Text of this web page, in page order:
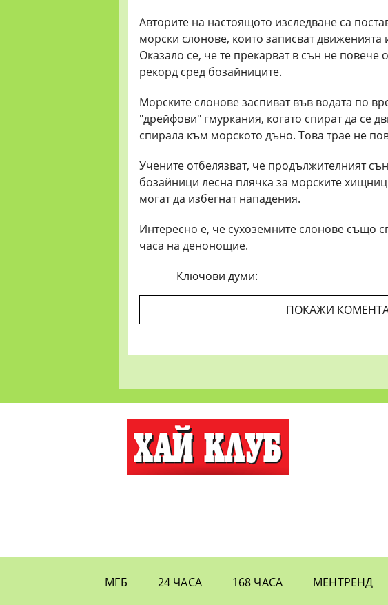
Авторите на настоящото изследване са
морски слонове, които записват
Оказало се, че те прекарват в сън не повече
рекорд сред бозайниците.
Морските слонове заспиват във водата по
"дрейфови" гмуркания, когато спират да се
спирала към морското дъно. Това трае не
Учените отбелязват, че продължителният
бозайници лесна плячка за морските
могат да избегнат нападения.
Интересно е, че сухоземните слонове също
часа на денонощие.
Ключови думи:
ПОКАЖИ
МГБ 24 ЧАСА 168 ЧАСА МЕНТРЕНД